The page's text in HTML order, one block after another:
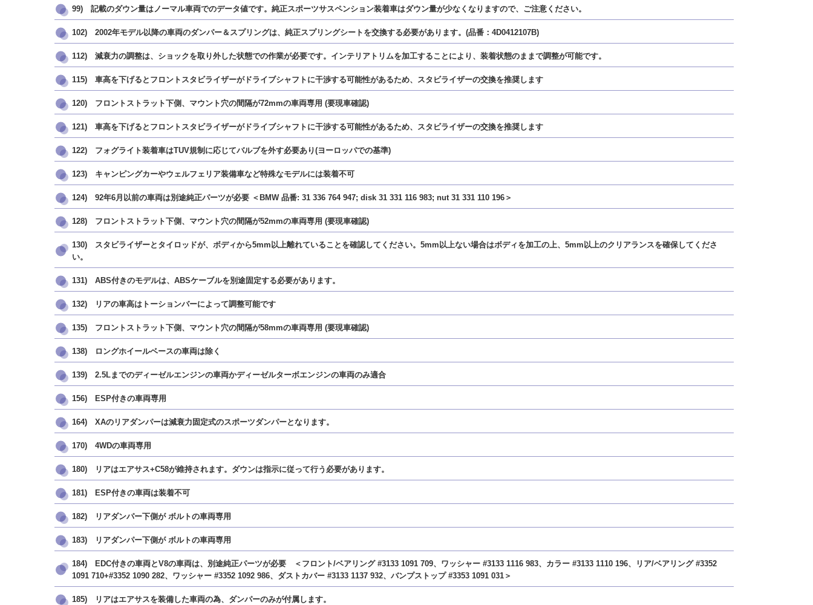
99) 記載のダウン量はノーマル車両でのデータ値です。純正スポーツサスペンション装着車はダウン量が少なくなりますので、ご注意ください。
102) 2002年モデル以降の車両のダンパー＆スプリングは、純正スプリングシートを交換する必要があります。(品番：4D0412107B)
112) 減衰力の調整は、ショックを取り外した状態での作業が必要です。インテリアトリムを加工することにより、装着状態のままで調整が可能です。
115) 車高を下げるとフロントスタビライザーがドライブシャフトに干渉する可能性があるため、スタビライザーの交換を推奨します
120) フロントストラット下側、マウント穴の間隔が72mmの車両専用 (要現車確認)
121) 車高を下げるとフロントスタビライザーがドライブシャフトに干渉する可能性があるため、スタビライザーの交換を推奨します
122) フォグライト装着車はTUV規制に応じてバルブを外す必要あり(ヨーロッパでの基準)
123) キャンピングカーやウェルフェリア装備車など特殊なモデルには装着不可
124) 92年6月以前の車両は別途純正パーツが必要 ＜BMW 品番: 31 336 764 947; disk 31 331 116 983; nut 31 331 110 196＞
128) フロントストラット下側、マウント穴の間隔が52mmの車両専用 (要現車確認)
130) スタビライザーとタイロッドが、ボディから5mm以上離れていることを確認してください。5mm以上ない場合はボディを加工の上、5mm以上のクリアランスを確保してくださ
い。
131) ABS付きのモデルは、ABSケーブルを別途固定する必要があります。
132) リアの車高はトーションバーによって調整可能です
135) フロントストラット下側、マウント穴の間隔が58mmの車両専用 (要現車確認)
138) ロングホイールベースの車両は除く
139) 2.5Lまでのディーゼルエンジンの車両かディーゼルターボエンジンの車両のみ適合
156) ESP付きの車両専用
164) XAのリアダンパーは減衰力固定式のスポーツダンパーとなります。
170) 4WDの車両専用
180) リアはエアサス+C58が維持されます。ダウンは指示に従って行う必要があります。
181) ESP付きの車両は装着不可
182) リアダンパー下側がボルトの車両専用
183) リアダンパー下側がボルトの車両専用
184) EDC付きの車両とV8の車両は、別途純正パーツが必要 ＜フロント/ベアリング #3133 1091 709、ワッシャー #3133 1116 983、カラー #3133 1110 196、リア/ベアリング #3352
1091 710+#3352 1090 282、ワッシャー #3352 1092 986、ダストカバー #3133 1137 932、バンプストップ #3353 1091 031＞
185) リアはエアサスを装備した車両の為、ダンパーのみが付属します。